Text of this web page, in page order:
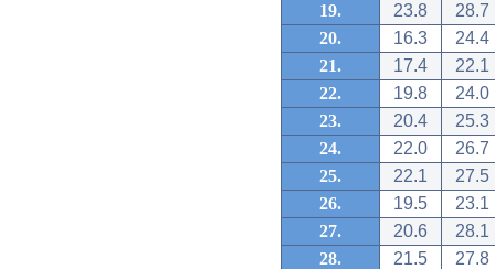
19.
23.8
28.7
20.
16.3
24.4
21.
17.4
22.1
22.
19.8
24.0
23.
20.4
25.3
24.
22.0
26.7
25.
22.1
27.5
26.
19.5
23.1
27.
20.6
28.1
28.
21.5
27.8